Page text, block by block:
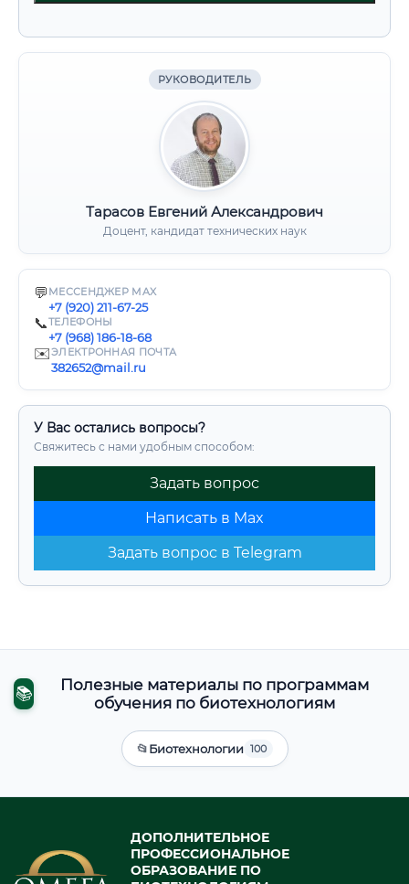
РУКОВОДИТЕЛЬ
Тарасов Евгений Александрович
Доцент, кандидат технических наук
💬 МЕССЕНДЖЕР MAX
+7 (920) 211-67-25
📞ТЕЛЕФОНЫ
+7 (968) 186-18-68
✉️ЭЛЕКТРОННАЯ ПОЧТА
382652@mail.ru
У Вас остались вопросы?
Свяжитесь с нами удобным способом:
Задать вопрос
Написать в Max
Задать вопрос в Telegram
📚
Полезные материалы по программам
обучения по биотехнологиям
📂Биотехнологии 100
ДОПОЛНИТЕЛЬНОЕ
ПРОФЕССИОНАЛЬНОЕ
ОБРАЗОВАНИЕ ПО